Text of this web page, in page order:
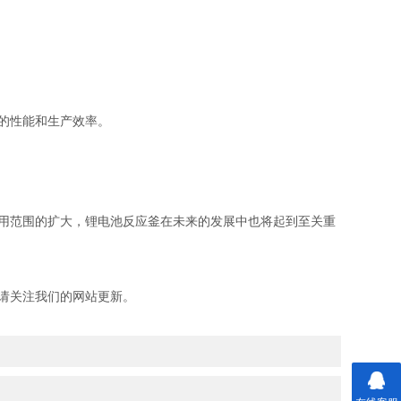
能和生产效率。
围的扩大，锂电池反应釜在未来的发展中也将起到至关重
注我们的网站更新。